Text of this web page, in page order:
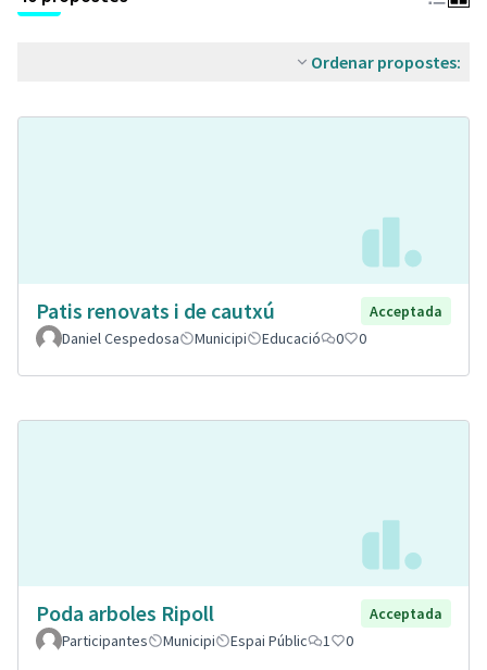
Ordenar propostes:
Patis renovats i de cautxú
Acceptada
Daniel Cespedosa
Municipi Educació 0 0
Poda arboles Ripoll
Acceptada
Participantes
Municipi Espai Públic 1 0